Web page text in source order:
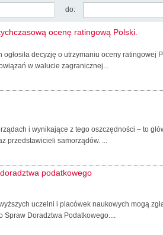
do:
ocenę ratingową Polski.
decyzję o utrzymaniu oceny ratingowej
w walucie zagranicznej...
i wynikające z tego oszczędności – to
przedstawicieli samorządów. ...
podatkowego
uczelni i placówek naukowych mogą
Doradztwa Podatkowego....